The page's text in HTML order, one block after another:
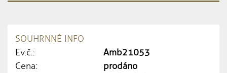
SOUHRNNÉ INFO
Ev.č.:
Amb21053
Cena:
prodáno